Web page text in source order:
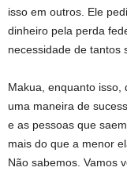
isso em outros. Ele
dinheiro pela perda
necessidade de tantos
Makua, enquanto isso,
uma maneira de
e as pessoas que
mais do que a menor
Não sabemos. Vamos